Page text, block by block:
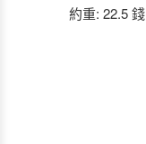
約重: 22.5 錢